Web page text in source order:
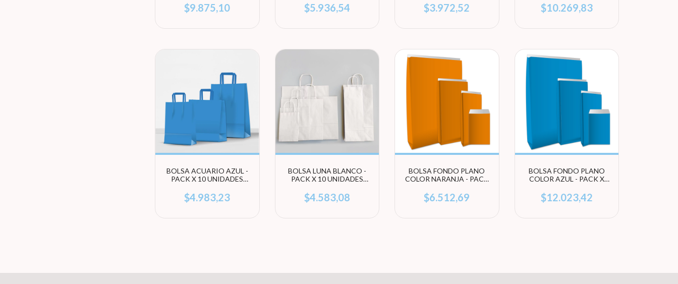
TAMAÑO)
$9.875,10
TAMAÑO)
$5.936,54
TAMAÑO)
$3.972,52
TAMAÑO)
$10.269,83
BOLSA ACUARIO AZUL -
PACK X 10 UNIDADES
$4.983,23
BOLSA LUNA BLANCO -
PACK X 10 UNIDADES
$4.583,08
BOLSA FONDO PLANO
COLOR NARANJA - PACK
TAMAÑO)
$6.512,69
BOLSA FONDO PLANO
COLOR AZUL - PACK X
TAMAÑO)
$12.023,42